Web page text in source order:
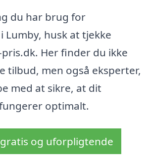
du har brug for
Lumby, husk at tjekke
Her finder du ikke
tilbud, men også eksperter,
med at sikre, at dit
optimalt.
og uforpligtende